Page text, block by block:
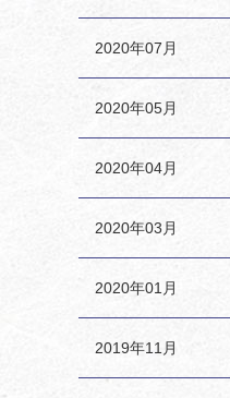
2020年07月
2020年05月
2020年04月
2020年03月
2020年01月
2019年11月